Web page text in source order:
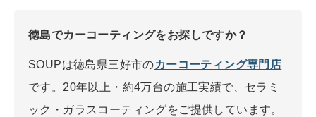
徳島でカーコーティングをお探しですか？
SOUPは徳島県三好市のカーコーティング専門店
です。20年以上・約4万台の施工実績で、セラミ
ック・ガラスコーティングをご提供しています。